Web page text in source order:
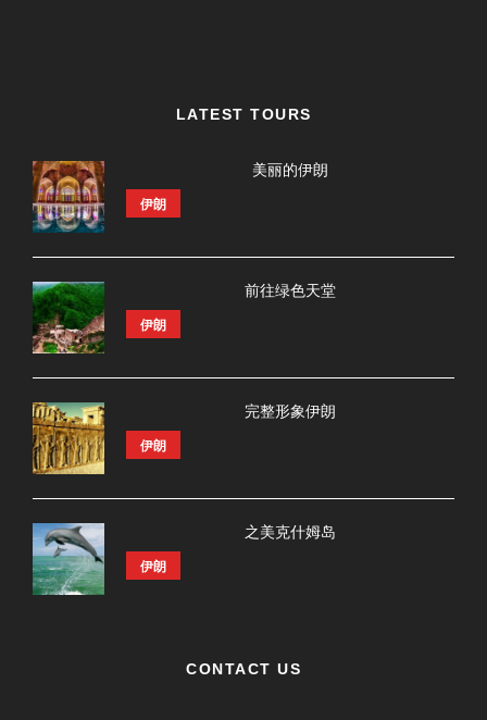
LATEST TOURS
美丽的伊朗
伊朗
前往绿色天堂
伊朗
完整形象伊朗
伊朗
之美克什姆岛
伊朗
CONTACT US